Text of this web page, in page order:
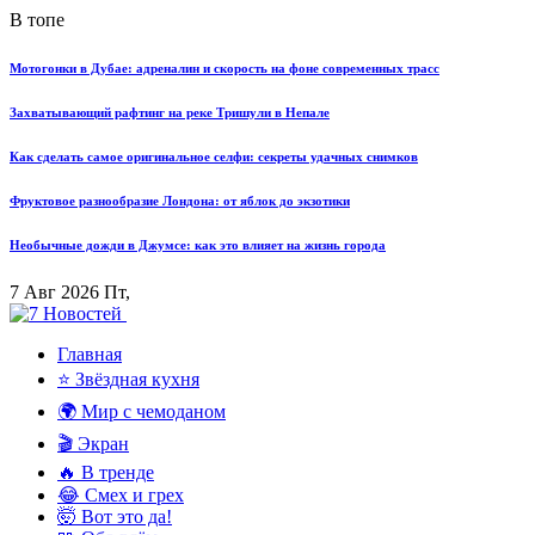
В топе
Мотогонки в Дубае: адреналин и скорость на фоне современных трасс
Захватывающий рафтинг на реке Тришули в Непале
Как сделать самое оригинальное селфи: секреты удачных снимков
Фруктовое разнообразие Лондона: от яблок до экзотики
Необычные дожди в Джумсе: как это влияет на жизнь города
7 Авг 2026 Пт,
Главная
⭐ Звёздная кухня
🌍 Мир с чемоданом
🎬 Экран
🔥 В тренде
😂 Смех и грех
🤯 Вот это да!